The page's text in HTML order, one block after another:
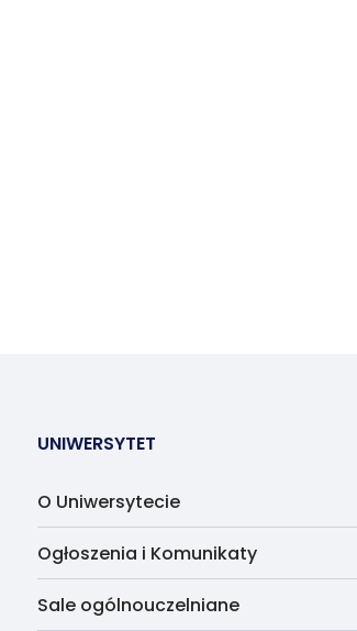
UNIWERSYTET
O Uniwersytecie
Ogłoszenia i Komunikaty
Sale ogólnouczelniane